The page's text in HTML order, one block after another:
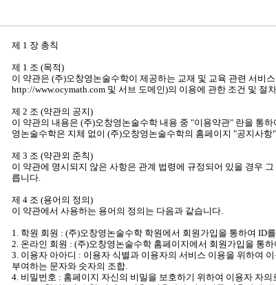
제 1 장 총칙
제 1 조 (목적)
이 약관은 (주)오창영논술수학이 제공하는 교재 및 교육 관련 서비
http://www.ocymath.com 및 서브 도메인)의 이용에 관한 조건 및
제 2 조 (약관의 공지)
이 약관의 내용은 (주)오창영논술수학 내용 중 "이용약관" 란을 통
영논술수학은 지체 없이 (주)오창영논술수학의 홈페이지 "공지사항
제 3 조 (약관외 준칙)
이 약관에 명시되지 않은 사항은 관계 법령에 규정되어 있을 경우
릅니다.
제 4 조 (용어의 정의)
이 약관에서 사용하는 용어의 정의는 다음과 같습니다.
1. 학원 회원 : (주)오창영논술수학 학원에서 회원가입을 통하여 ID
2. 온라인 회원 : (주)오창영논술수학 홈페이지에서 회원가입을 통
3. 이용자 아아디 : 이용자 식별과 이용자의 서비스 이용을 위하여
부여하는 문자와 숫자의 조합.
4. 비밀번호 : 홈페이지 자신의 비밀을 보호하기 위하여 이용자 자